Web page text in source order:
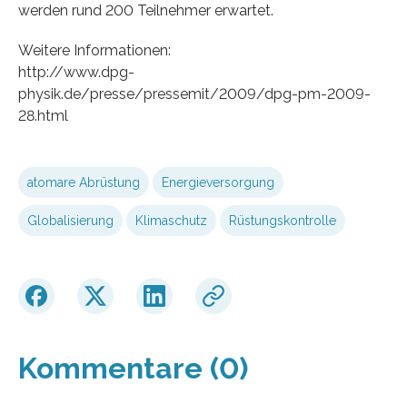
werden rund 200 Teilnehmer erwartet.
Weitere Informationen:
http://www.dpg-
physik.de/presse/pressemit/2009/dpg-pm-2009-
28.html
atomare Abrüstung Energieversorgung
Globalisierung Klimaschutz Rüstungskontrolle
Kommentare (0)